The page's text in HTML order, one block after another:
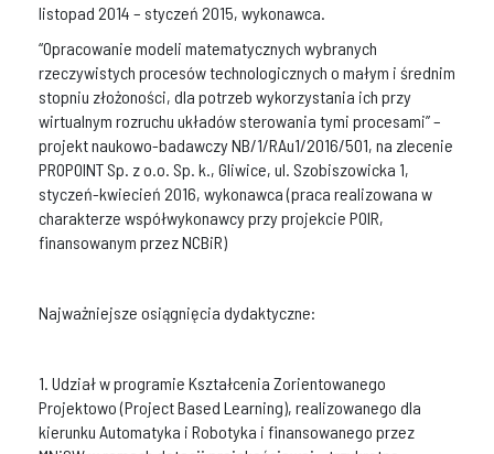
listopad 2014 – styczeń 2015, wykonawca.
“Opracowanie modeli matematycznych wybranych
rzeczywistych procesów technologicznych o małym i średnim
stopniu złożoności, dla potrzeb wykorzystania ich przy
wirtualnym rozruchu układów sterowania tymi procesami” –
projekt naukowo-badawczy NB/1/RAu1/2016/501, na zlecenie
PROPOINT Sp. z o.o. Sp. k., Gliwice, ul. Szobiszowicka 1,
styczeń-kwiecień 2016, wykonawca (praca realizowana w
charakterze współwykonawcy przy projekcie POIR,
finansowanym przez NCBiR)
Najważniejsze osiągnięcia dydaktyczne:
1. Udział w programie Kształcenia Zorientowanego
Projektowo (Project Based Learning), realizowanego dla
kierunku Automatyka i Robotyka i finansowanego przez